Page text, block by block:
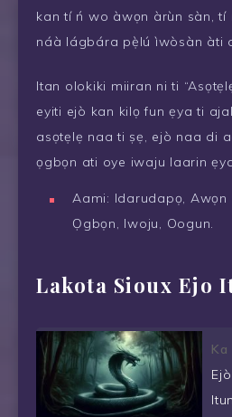
kan tí ń wo àwọn àrùn sàn, tí
náà lágbára pẹ̀lú ìwòsàn àti
Itan olokiki miiran ni ti
eyiti ejò kan kilọ fun ẹya ti
asọtẹlẹ naa ti ṣẹ, ejò naa di
ọgbọn ati oye iwaju laarin
Aami: Idarudapọ, Awọn
Ọgbọn, Iwoju, Oogun.
Lakota Sioux Ejo
Ka